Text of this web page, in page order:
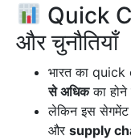
Quick
और चुनौतियाँ
भारत का
से अधिकका होने
लेकिन इस
और supply